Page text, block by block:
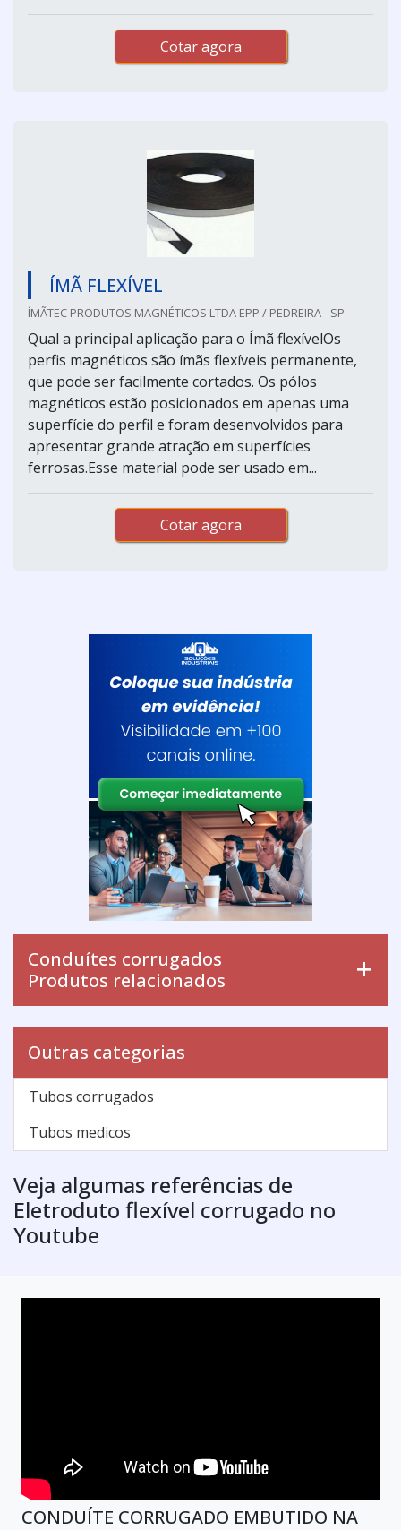
Cotar agora
ÍMÃ FLEXÍVEL
ÍMÃTEC PRODUTOS MAGNÉTICOS LTDA EPP / PEDREIRA - SP
Qual a principal aplicação para o Ímã flexívelOs
perfis magnéticos são ímãs flexíveis permanente,
que pode ser facilmente cortados. Os pólos
magnéticos estão posicionados em apenas uma
superfície do perfil e foram desenvolvidos para
apresentar grande atração em superfícies
ferrosas.Esse material pode ser usado em...
Cotar agora
Conduítes corrugados
Produtos relacionados
Outras categorias
Tubos corrugados
Tubos medicos
Veja algumas referências de
Eletroduto flexível corrugado no
Youtube
CONDUÍTE CORRUGADO EMBUTIDO NA